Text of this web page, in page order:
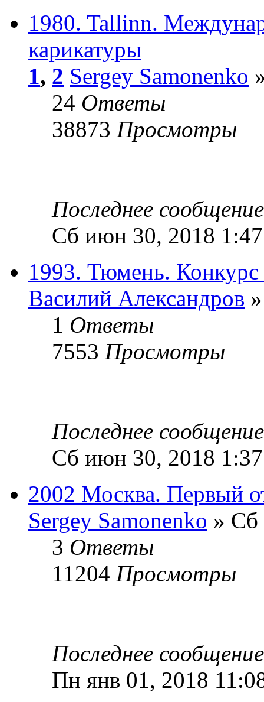
1980. Tallinn.
карикатуры
1, 2 Sergey Samonenko
24 Ответы
38873 Просмотры
Последнее
Сб июн 30, 2018
1993. Тюмень. Конкурс
Василий Александров
1 Ответы
7553 Просмотры
Последнее
Сб июн 30, 2018
2002 Москва. Первый
Sergey Samonenko » Сб
3 Ответы
11204 Просмотры
Последнее
Пн янв 01, 2018